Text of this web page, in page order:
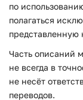
по
полагаться
представленную
Часть описаний
не всегда в
не несёт
переводов.